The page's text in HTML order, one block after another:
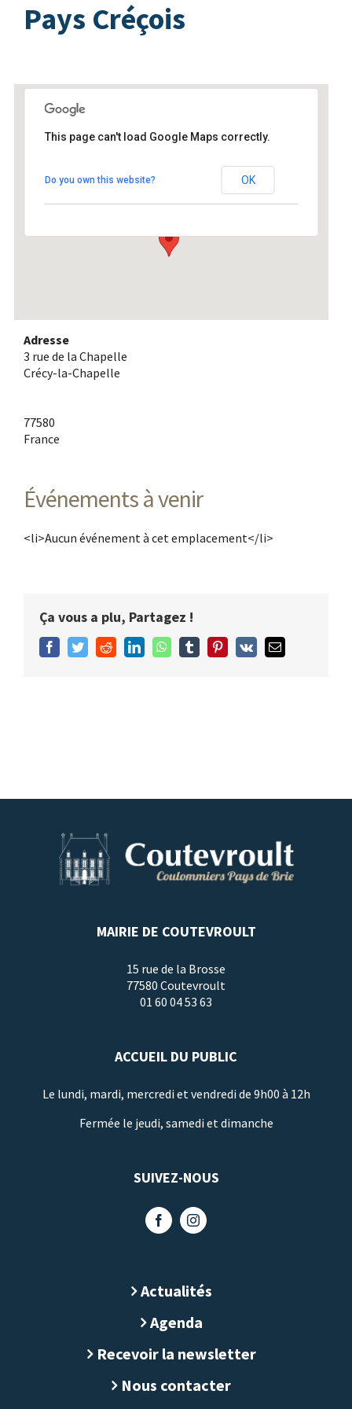
Pays Créçois
Événements
This page can't load Google Maps correctly.
Do you own this website? OK
Adresse
3 rue de la Chapelle
Crécy-la-Chapelle
77580
France
Événements à venir
<li>Aucun événement à cet emplacement</li>
Ça vous a plu, Partagez !
Facebook
TwitterRedditLinkedInWhatsApp
Tumblr Pinterest
Vk Email
MAIRIE DE COUTEVROULT
15 rue de la Brosse
77580 Coutevroult
01 60 04 53 63
ACCUEIL DU PUBLIC
Le lundi, mardi, mercredi et vendredi de 9h00 à 12h
Fermée le jeudi, samedi et dimanche
SUIVEZ-NOUS
Actualités
Agenda
Recevoir la newsletter
Nous contacter